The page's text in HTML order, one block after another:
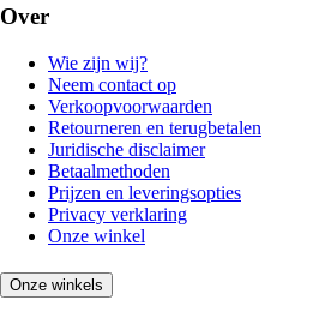
Over
Wie zijn wij?
Neem contact op
Verkoopvoorwaarden
Retourneren en terugbetalen
Juridische disclaimer
Betaalmethoden
Prijzen en leveringsopties
Privacy verklaring
Onze winkel
Onze winkels